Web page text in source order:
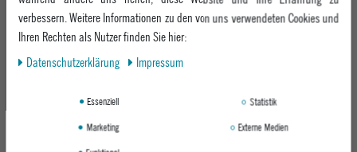
HILFE UND BERATUNG
Beratung
Zahlung & Versand
INFO & KONTAKT
Montag - Freitag: 8:00 - 18:00
We Care - Wiederverwendete Verpackungen
verbessern. Weitere Informationen zu den von uns verwendeten Cookies und
Ihren Rechten als Nutzer finden Sie hier:
Daten­schutz­erklärung
Impressum
Essenziell
Statistik
Marketing
Externe Medien